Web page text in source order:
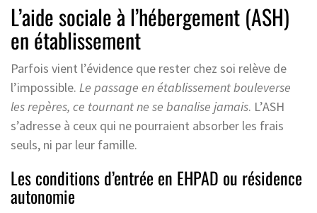
L’aide sociale à l’hébergement (ASH)
en établissement
Parfois vient l’évidence que rester chez soi relève de
l’impossible. Le passage en établissement bouleverse
les repères, ce tournant ne se banalise jamais. L’ASH
s’adresse à ceux qui ne pourraient absorber les frais
seuls, ni par leur famille.
Les conditions d’entrée en EHPAD ou résidence
autonomie